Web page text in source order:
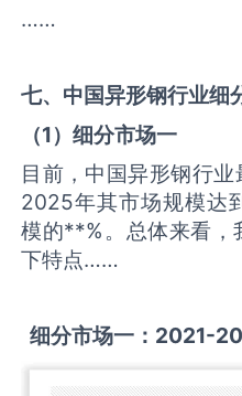
……
七、中国异形钢行业细
（1）细分市场一
目前，中国异形钢行
2025年其市场规模达
模的**%。总体来看
下特点……
细分市场一： 2021-